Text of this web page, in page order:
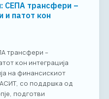
СЕПА трансфери –
и патот кон
трансфери –
кон интеграција
на финансискиот
со поддршка од
подготви